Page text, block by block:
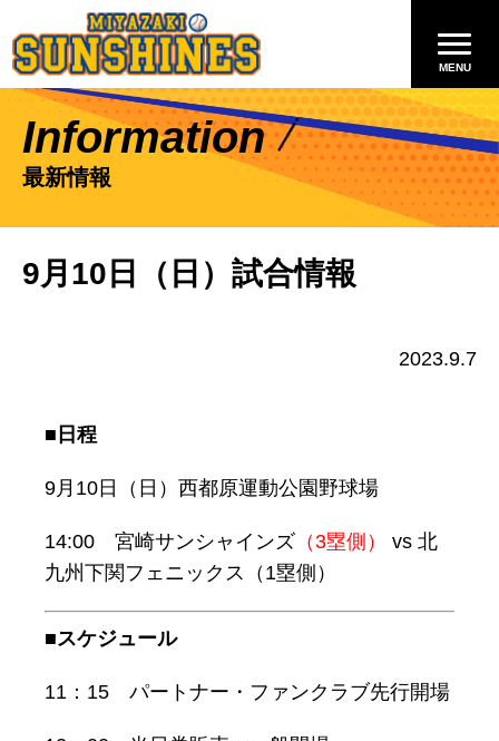
Information
最新情報
9月10日（日）試合情報
2023.9.7
■日程
9月10日（日）西都原運動公園野球場
14:00 宮崎サンシャインズ （3塁側）
vs 北
九州下関フェニックス（1塁側）
■スケジュール
11：15 パートナー・ファンクラブ先行開場